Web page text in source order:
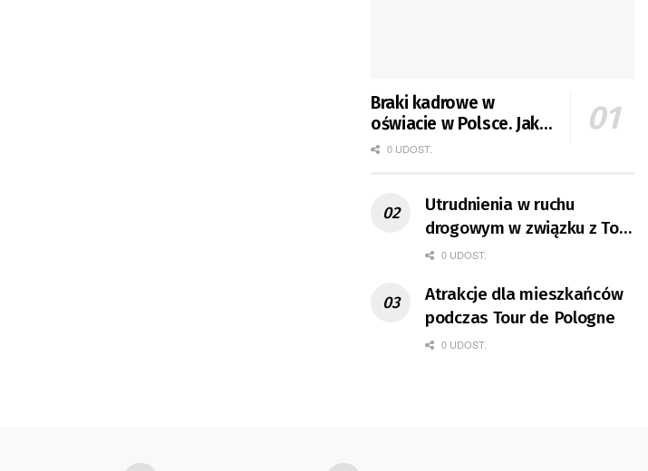
Braki kadrowe w
oświacie w Polsce. Jak
jest w Gorzowie?
0 UDOST.
Utrudnienia w ruchu
drogowym w związku z Tour
de Pologne
0 UDOST.
Atrakcje dla mieszkańców
podczas Tour de Pologne
0 UDOST.